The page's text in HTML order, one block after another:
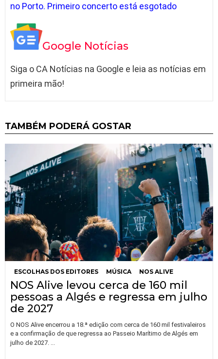
no Porto. Primeiro concerto está esgotado
Google Notícias
Siga o CA Notícias na Google e leia as notícias em
primeira mão!
TAMBÉM PODERÁ GOSTAR
ESCOLHAS DOS EDITORES MÚSICA NOS ALIVE
NOS Alive levou cerca de 160 mil
pessoas a Algés e regressa em julho
de 2027
O NOS Alive encerrou a 18.ª edição com cerca de 160 mil festivaleiros
e a confirmação de que regressa ao Passeio Marítimo de Algés em
julho de 2027.